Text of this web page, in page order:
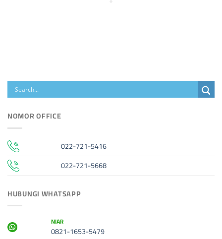
NOMOR OFFICE
022-721-5416
022-721-5668
HUBUNGI WHATSAPP
NIAR
0821-1653-5479